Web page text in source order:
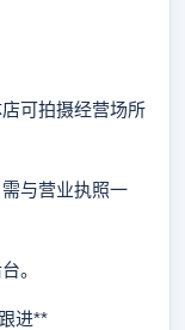
可拍摄经营场所
与营业执照一
。
进**